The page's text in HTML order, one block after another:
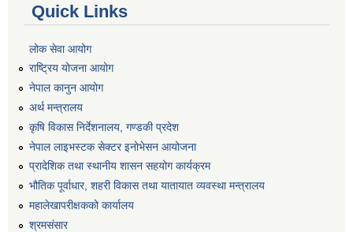
Quick Links
लोक सेवा आयोग
राष्ट्रिय योजना आयोग
नेपाल कानुन आयोग
अर्थ मन्त्रालय
कृषि विकास निर्देशनालय, गण्डकी प्रदेश
नेपाल लाइभस्टक सेक्टर इनोभेसन आयोजना
प्रादेशिक तथा स्थानीय शासन सहयोग कार्यक्रम
भौतिक पूर्वाधार, शहरी विकास तथा यातायात व्यवस्था मन्त्रालय
महालेखापरीक्षकको कार्यालय
श्रमसंसार